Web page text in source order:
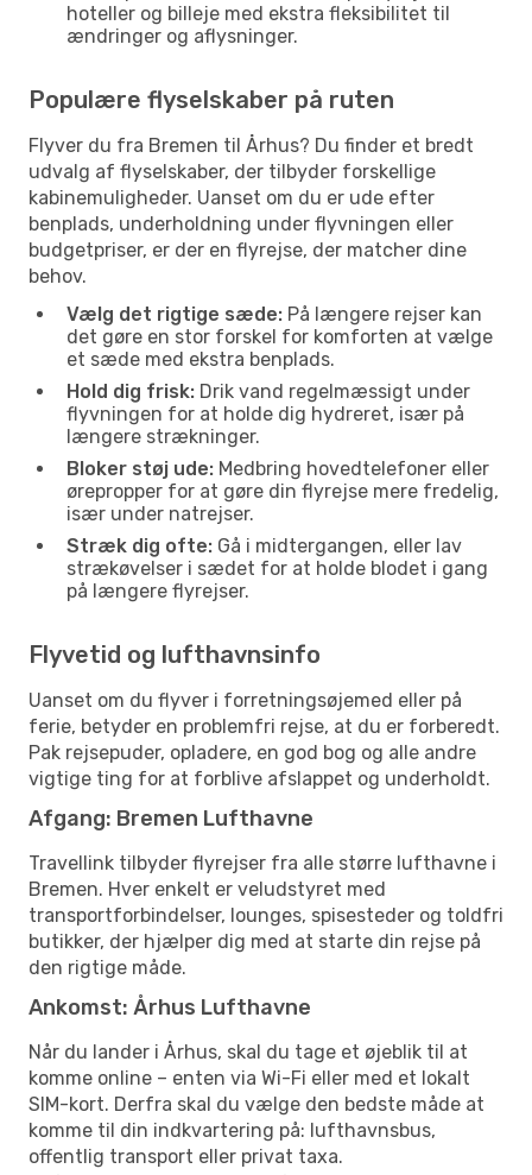
hoteller og billeje med ekstra fleksibilitet til
ændringer og aflysninger.
Populære flyselskaber på ruten
Flyver du fra Bremen til Århus? Du finder et bredt
udvalg af flyselskaber, der tilbyder forskellige
kabinemuligheder. Uanset om du er ude efter
benplads, underholdning under flyvningen eller
budgetpriser, er der en flyrejse, der matcher dine
behov.
Vælg det rigtige sæde: På længere rejser kan
det gøre en stor forskel for komforten at vælge
et sæde med ekstra benplads.
Hold dig frisk: Drik vand regelmæssigt under
flyvningen for at holde dig hydreret, især på
længere strækninger.
Bloker støj ude: Medbring hovedtelefoner eller
ørepropper for at gøre din flyrejse mere fredelig,
især under natrejser.
Stræk dig ofte: Gå i midtergangen, eller lav
strækøvelser i sædet for at holde blodet i gang
på længere flyrejser.
Flyvetid og lufthavnsinfo
Uanset om du flyver i forretningsøjemed eller på
ferie, betyder en problemfri rejse, at du er forberedt.
Pak rejsepuder, opladere, en god bog og alle andre
vigtige ting for at forblive afslappet og underholdt.
Afgang: Bremen Lufthavne
Travellink tilbyder flyrejser fra alle større lufthavne i
Bremen. Hver enkelt er veludstyret med
transportforbindelser, lounges, spisesteder og toldfri
butikker, der hjælper dig med at starte din rejse på
den rigtige måde.
Ankomst: Århus Lufthavne
Når du lander i Århus, skal du tage et øjeblik til at
komme online – enten via Wi-Fi eller med et lokalt
SIM-kort. Derfra skal du vælge den bedste måde at
komme til din indkvartering på: lufthavnsbus,
offentlig transport eller privat taxa.